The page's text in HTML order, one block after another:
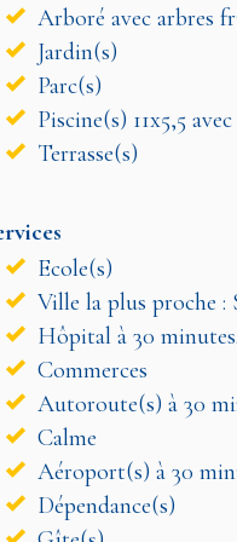
Arboré avec arbres
Jardin(s)
Parc(s)
Piscine(s) 11x5,5
Terrasse(s)
Ecole(s)
Ville la plus proche :
Hôpital à 30 minutes.
Commerces
Autoroute(s) à 30
Calme
Aéroport(s) à 30
Dépendance(s)